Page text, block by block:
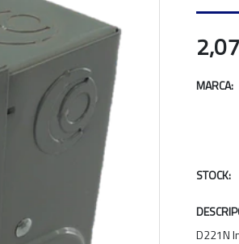
MARCA:
STOCK:
D221N